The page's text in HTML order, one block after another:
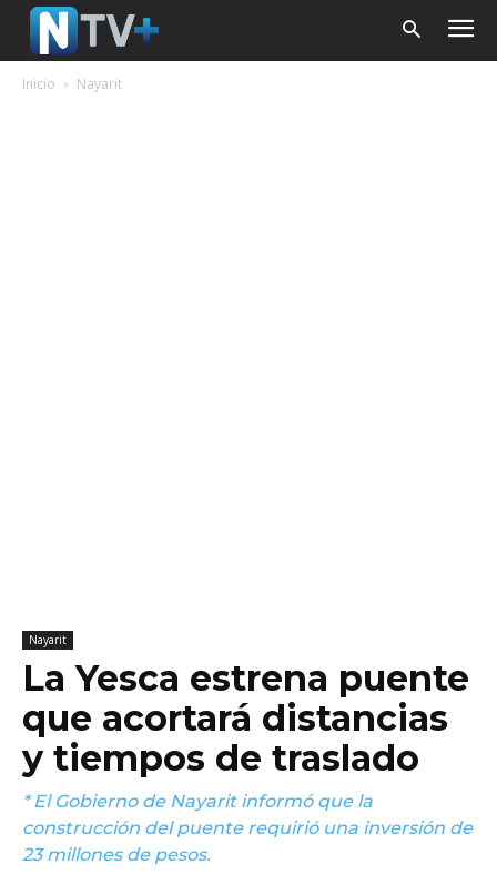
Inicio Nayarit
Nayarit
La Yesca estrena puente
que acortará distancias
y tiempos de traslado
* El Gobierno de Nayarit informó que la
construcción del puente requirió una inversión de
23 millones de pesos.